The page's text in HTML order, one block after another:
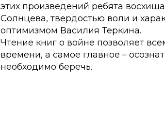
этих произведений ребята
Солнцева, твердостью воли и
оптимизмом Василия Теркина.
Чтение книг о войне позволяет
времени, а самое главное –
необходимо беречь.